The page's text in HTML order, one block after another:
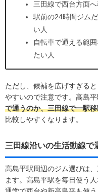
三田線で西台方面
駅前の24時間ジム
い人
自転車で通える範
たい人
ただし、候補を広げすぎる
やすいので注意です。高島平
で通うのか、三田線で一駅
比較しやすくなります。
三田線沿いの生活動線で
高島平駅周辺のジム選びは
ます。高島平駅を毎日使う